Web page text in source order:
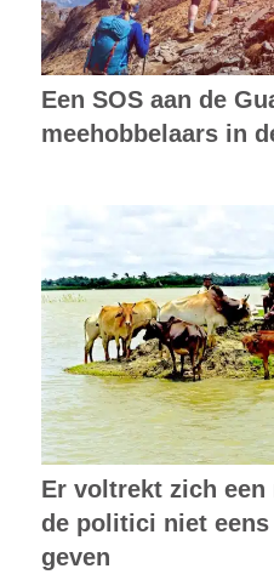
Een SOS aan de
meehobbelaars in
Er voltrekt zich
de politici niet
geven